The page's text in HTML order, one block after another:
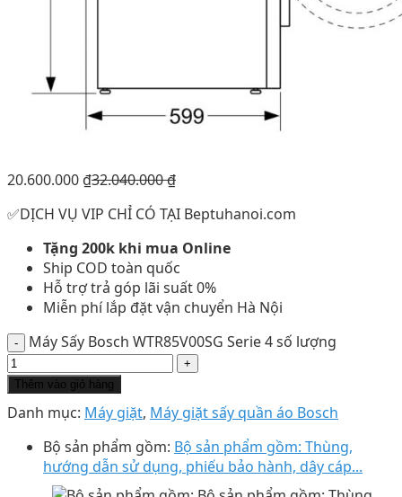
20.600.000 ₫32.040.000₫
✅DỊCH VỤ VIP CHỈ CÓ TẠI Beptuhanoi.com
Tặng 200k khi mua Online
Ship COD toàn quốc
Hỗ trợ trả góp lãi suất 0%
Miễn phí lắp đặt vận chuyển Hà Nội
Máy Sấy Bosch WTR85V00SG Serie 4 số lượng
Thêm vào giỏ hàng
Danh mục: Máy giặt, Máy giặt sấy quần áo Bosch
Bộ sản phẩm gồm: Bộ sản phẩm gồm: Thùng,
hướng dẫn sử dụng, phiếu bảo hành, dây cáp...